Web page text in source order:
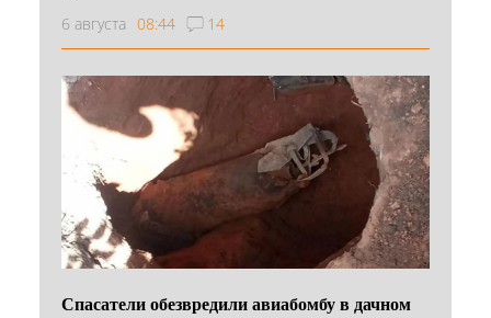
6 августа 08:44 14
Спасатели обезвредили авиабомбу в дачном